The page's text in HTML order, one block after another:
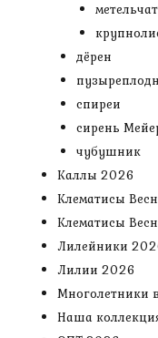
дёрен
спиреи
сирень
чубушник
Каллы 2026
Клематисы
Клематисы
Лилейники
Лилии 2026
Многолетники
Наша